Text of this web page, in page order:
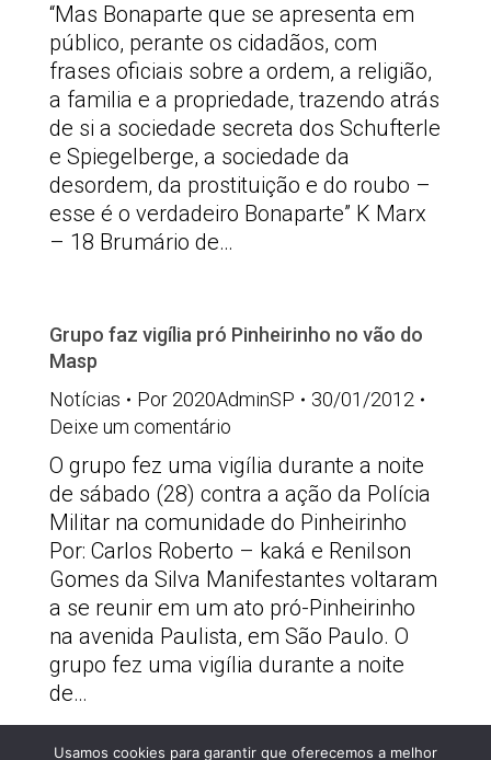
“Mas Bonaparte que se apresenta em
público, perante os cidadãos, com
frases oficiais sobre a ordem, a religião,
a familia e a propriedade, trazendo atrás
de si a sociedade secreta dos Schufterle
e Spiegelberge, a sociedade da
desordem, da prostituição e do roubo –
esse é o verdadeiro Bonaparte” K Marx
– 18 Brumário de…
Grupo faz vigília pró Pinheirinho no vão do
Masp
Notícias
Por 2020AdminSP
30/01/2012
Deixe um comentário
O grupo fez uma vigília durante a noite
de sábado (28) contra a ação da Polícia
Militar na comunidade do Pinheirinho
Por: Carlos Roberto – kaká e Renilson
Gomes da Silva Manifestantes voltaram
a se reunir em um ato pró-Pinheirinho
na avenida Paulista, em São Paulo. O
grupo fez uma vigília durante a noite
de…
Usamos cookies para garantir que oferecemos a melhor